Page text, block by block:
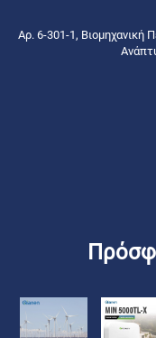
Αρ. 6-301-1, Βιομηχανική